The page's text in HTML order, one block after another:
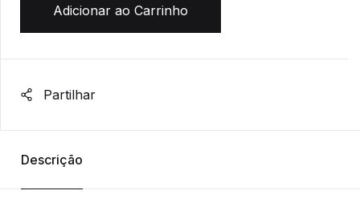
Adicionar ao Carrinho
Partilhar
Descrição